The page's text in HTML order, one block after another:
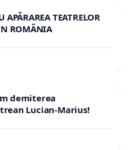
TEATRELOR
ROMÂNIA
demiterea
Lucian-Marius!